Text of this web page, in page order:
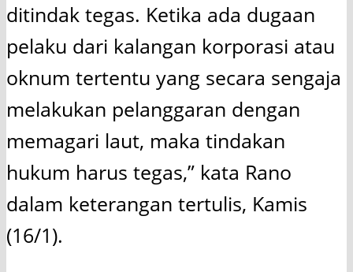
ditindak tegas. Ketika ada dugaan
pelaku dari kalangan korporasi atau
oknum tertentu yang secara sengaja
melakukan pelanggaran dengan
memagari laut, maka tindakan
hukum harus tegas,” kata Rano
dalam keterangan tertulis, Kamis
(16/1).